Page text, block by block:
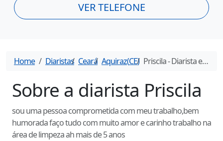
VER TELEFONE
Home Diaristas Ceará Aquiraz(CE) Priscila- Diarista em
Sobre a diarista Priscila
sou uma pessoa comprometida com meu trabalho,bem
humorada faço tudo com muito amor e carinho trabalho na
área de limpeza ah mais de 5 anos